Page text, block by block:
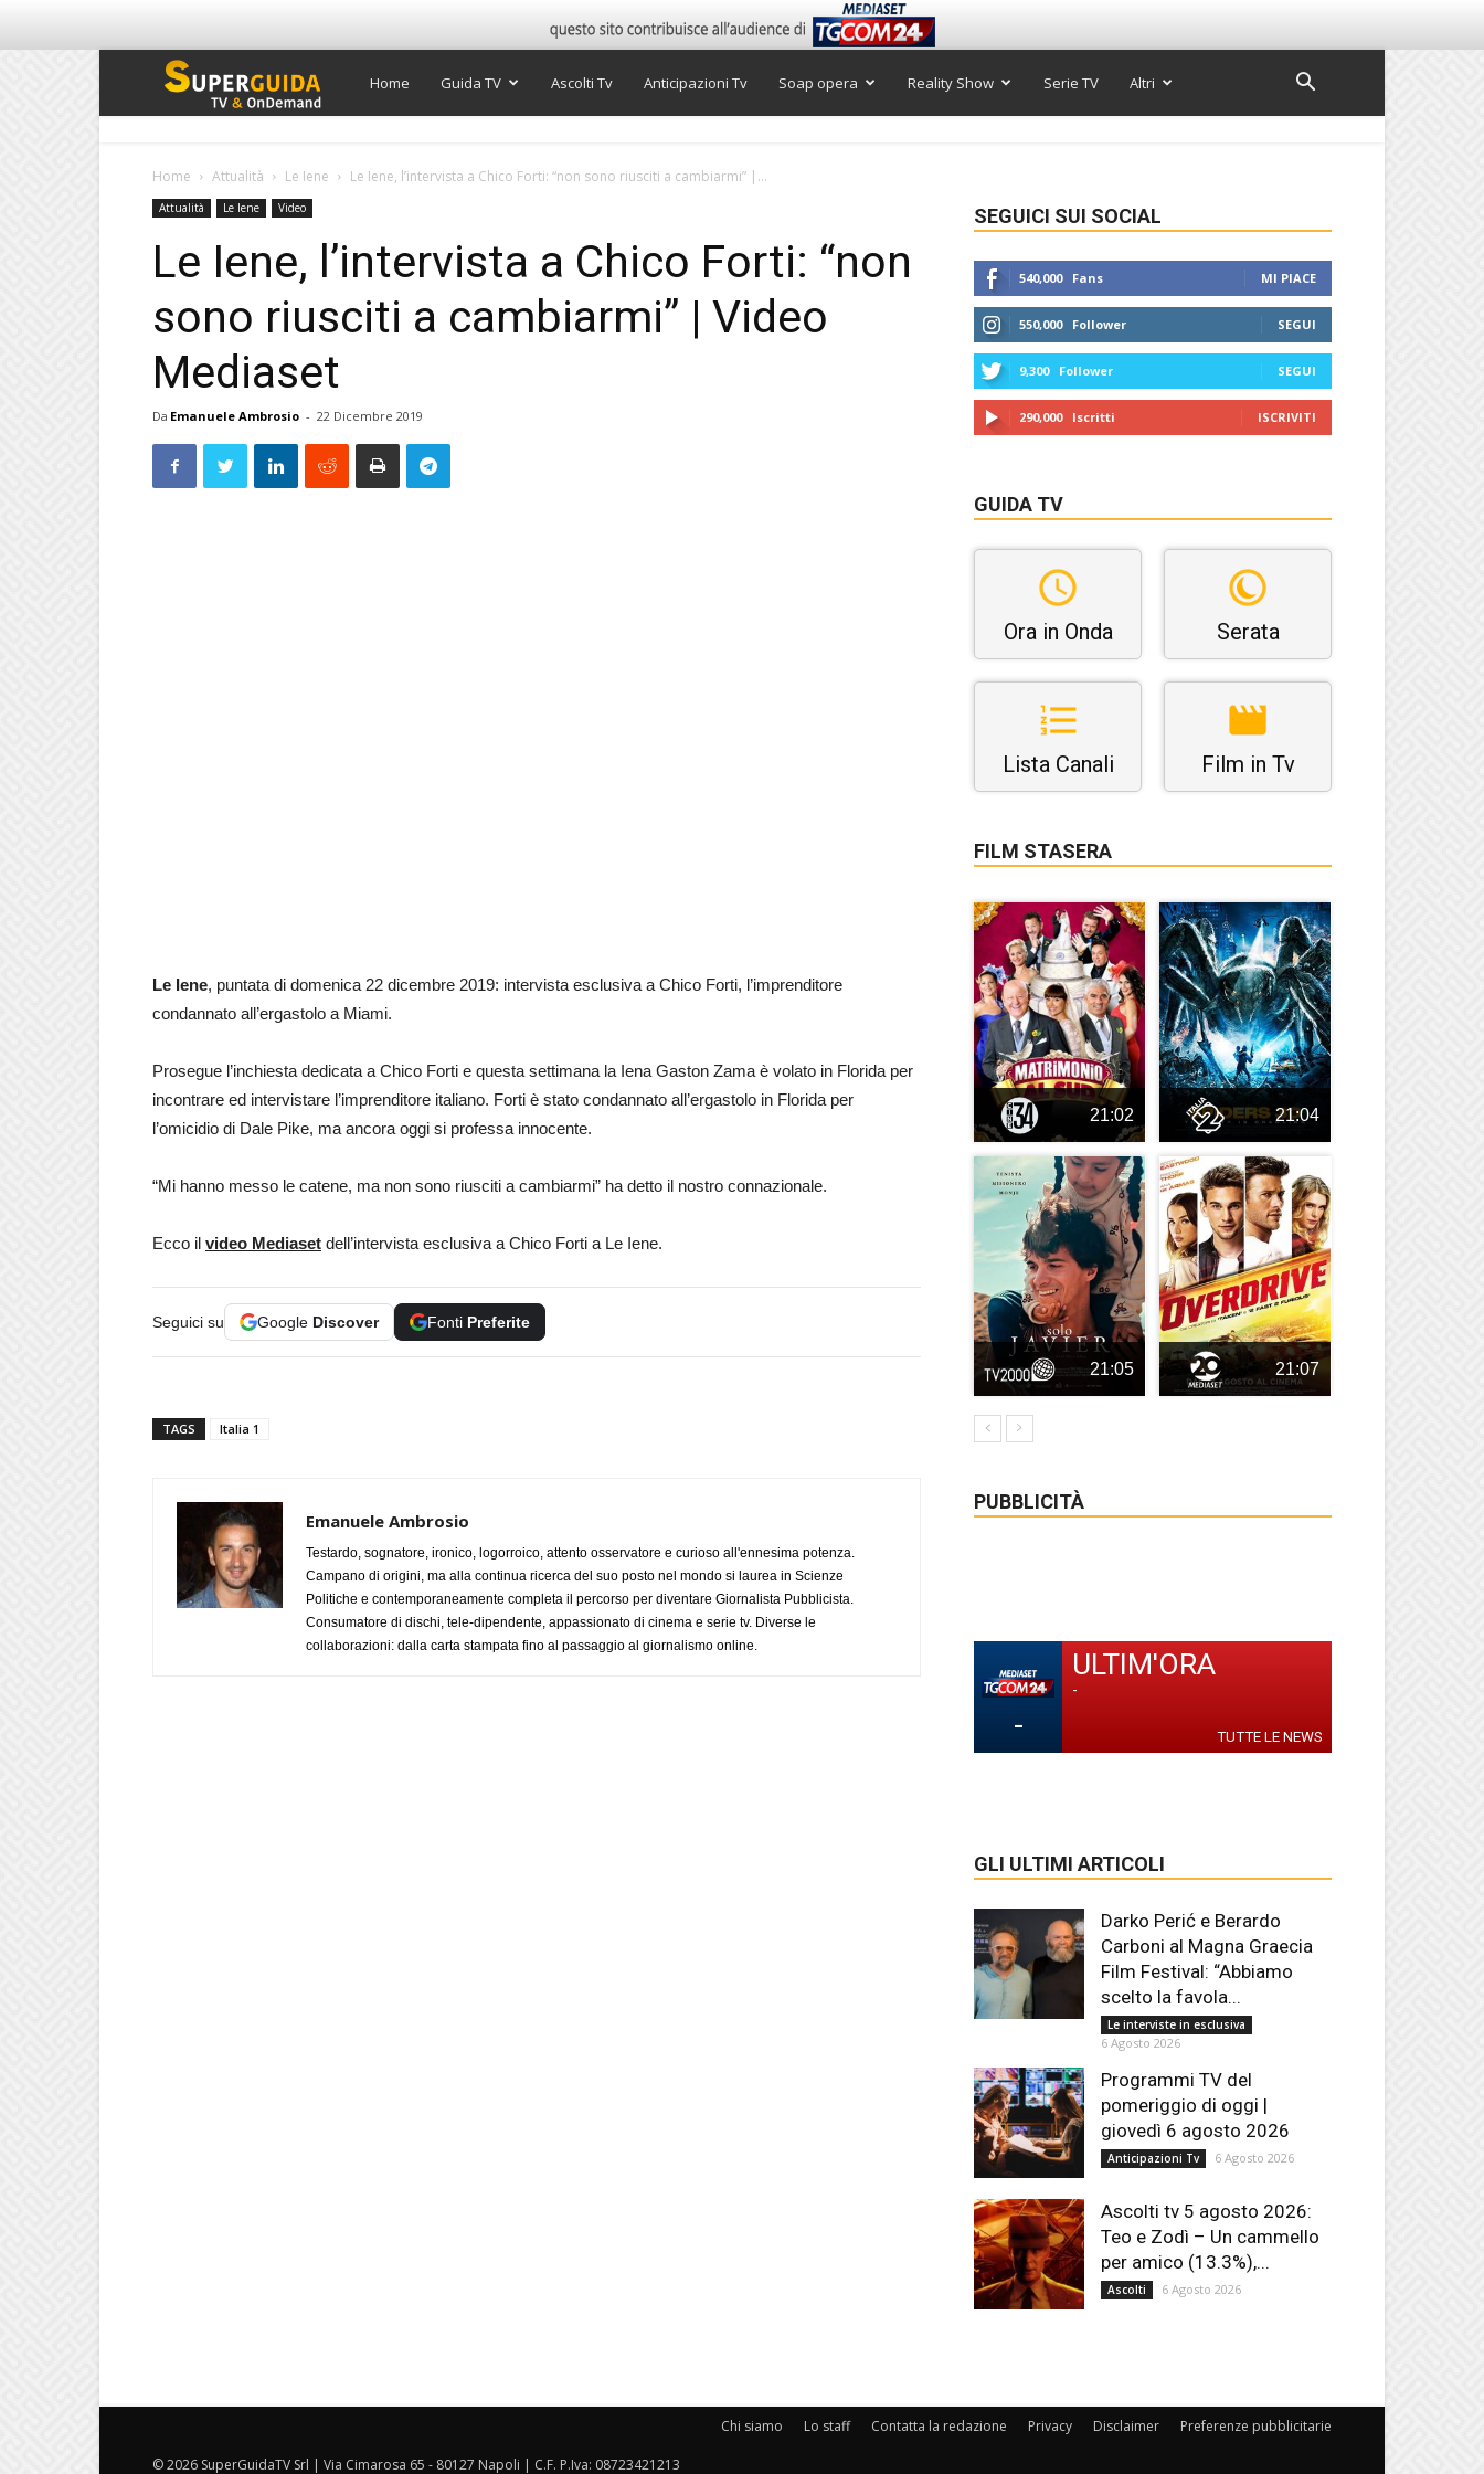
Super
Home Guida TV Ascolti Tv Anticipazioni Tv Soap opera Reality Show Serie TV Altri
Home Attualità Le Iene Le Iene, l’intervista a Chico Forti: “non sono riusciti a cambiarmi” |...
Attualità Le Iene Video
Le Iene, l’intervista a Chico Forti: “non
sono riusciti a cambiarmi” | Video
Mediaset
Da Emanuele Ambrosio - 22 Dicembre 2019
Le Iene, puntata di domenica 22 dicembre 2019: intervista esclusiva a Chico Forti, l’imprenditore
condannato all’ergastolo a Miami.
Prosegue l’inchiesta dedicata a Chico Forti e questa settimana la Iena Gaston Zama è volato in Florida per
incontrare ed intervistare l’imprenditore italiano. Forti è stato condannato all’ergastolo in Florida per
l’omicidio di Dale Pike, ma ancora oggi si professa innocente.
“Mi hanno messo le catene, ma non sono riusciti a cambiarmi” ha detto il nostro connazionale.
Ecco il video Mediaset dell’intervista esclusiva a Chico Forti a Le Iene.
Seguici su Google Discover Fonti Preferite
TAGS Italia 1
Emanuele Ambrosio
Testardo, sognatore, ironico, logorroico, attento osservatore e curioso all'ennesima potenza.
Campano di origini, ma alla continua ricerca del suo posto nel mondo si laurea in Scienze
Politiche e contemporaneamente completa il percorso per diventare Giornalista Pubblicista.
Consumatore di dischi, tele-dipendente, appassionato di cinema e serie tv. Diverse le
collaborazioni: dalla carta stampata fino al passaggio al giornalismo online.
SEGUICI SUI SOCIAL
540,000 Fans MI PIACE
550,000 Follower SEGUI
9,300 Follower SEGUI
290,000 Iscritti ISCRIVITI
GUIDA TV
Ora in Onda Serata
Lista Canali Film in Tv
FILM STASERA
21:02 21:04
21:05 21:07
PUBBLICITÀ
-
ULTIM'ORA
-
TUTTE LE NEWS
GLI ULTIMI ARTICOLI
Darko Perić e Berardo
Carboni al Magna Graecia
Film Festival: “Abbiamo
scelto la favola...
Le interviste in esclusiva
6 Agosto 2026
Programmi TV del
pomeriggio di oggi |
giovedì 6 agosto 2026
Anticipazioni Tv 6 Agosto 2026
Ascolti tv 5 agosto 2026:
Teo e Zodì – Un cammello
per amico (13.3%),...
Ascolti 6 Agosto 2026
Chi siamo Lo staff Contatta la redazione Privacy Disclaimer Preferenze pubblicitarie
© 2026 SuperGuidaTV Srl | Via Cimarosa 65 - 80127 Napoli | C.F. P.Iva: 08723421213